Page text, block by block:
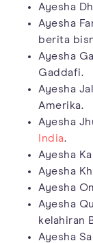
Ayesha
Ayesha
berita
Ayesha
Gaddafi.
Ayesha
Amerika.
Ayesha
India.
Ayesha
Ayesha
Ayesha
Ayesha
kelahiran
Ayesha